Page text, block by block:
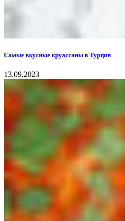
Самые вкусные круассаны в Турции
13.09.2023